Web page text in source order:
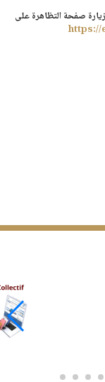
صفحة التظاهرة على
https://